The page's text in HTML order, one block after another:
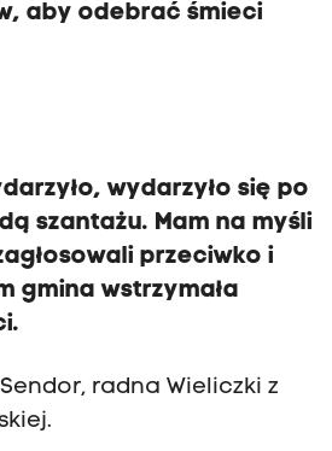
aby odebrać śmieci
wydarzyło się po
szantażu. Mam na myśli
przeciwko i
gmina wstrzymała
radna Wieliczki z